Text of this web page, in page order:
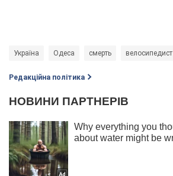
Україна Одеса смерть велосипедист
Редакційна політика